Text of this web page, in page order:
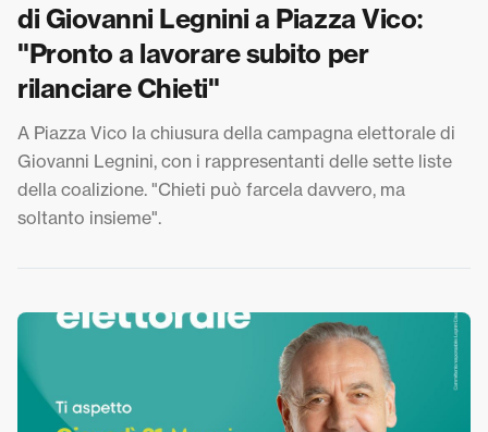
di Giovanni Legnini a Piazza Vico:
"Pronto a lavorare subito per
rilanciare Chieti"
A Piazza Vico la chiusura della campagna elettorale di
Giovanni Legnini, con i rappresentanti delle sette liste
della coalizione. "Chieti può farcela davvero, ma
soltanto insieme".